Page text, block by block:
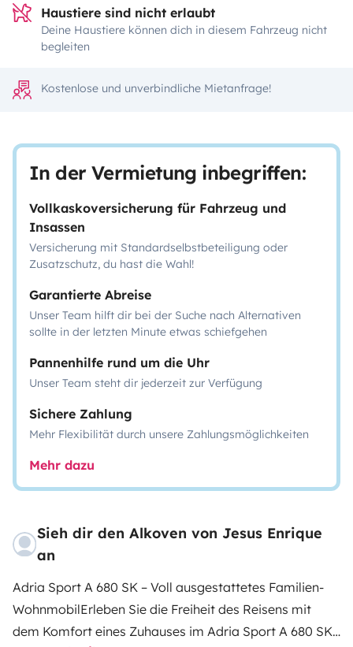
Haustiere sind nicht erlaubt
Deine Haustiere können dich in diesem Fahrzeug nicht
begleiten
Kostenlose und unverbindliche Mietanfrage!
In der Vermietung inbegriffen:
Vollkaskoversicherung für Fahrzeug und
Insassen
Versicherung mit Standardselbstbeteiligung oder
Zusatzschutz, du hast die Wahl!
Garantierte Abreise
Unser Team hilft dir bei der Suche nach Alternativen
sollte in der letzten Minute etwas schiefgehen
Pannenhilfe rund um die Uhr
Unser Team steht dir jederzeit zur Verfügung
Sichere Zahlung
Mehr Flexibilität durch unsere Zahlungsmöglichkeiten
Mehr dazu
Sieh dir den Alkoven von Jesus Enrique
an
Adria Sport A 680 SK – Voll ausgestattetes Familien-
WohnmobilErleben Sie die Freiheit des Reisens mit
dem Komfort eines Zuhauses im Adria Sport A 680 SK,